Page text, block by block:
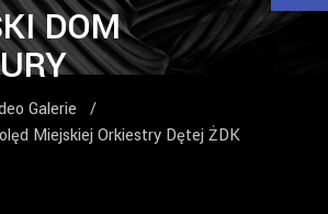
DOM
Galerie
/
Miejskiej Orkiestry Dętej ŻDK